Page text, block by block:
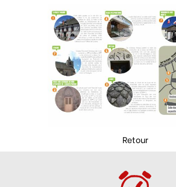
Retour